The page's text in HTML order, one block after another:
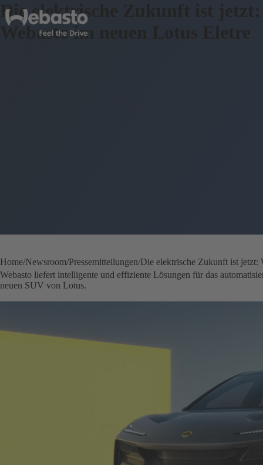
Die elektrische Zukunft ist jetzt:
Webasto im neuen Lotus Eletre
Home Newsroom Pressemitteilungen Die elektrische Zukunft ist jetzt:
Webasto liefert intelligente und effiziente Lösungen für das
neuen SUV von Lotus.